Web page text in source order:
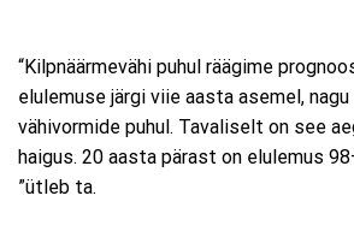
“Kilpnäärmevähi puhul räägime
elulemuse järgi viie aasta asemel,
vähivormide puhul. Tavaliselt on see
haigus. 20 aasta pärast on elulemus
”ütleb ta.